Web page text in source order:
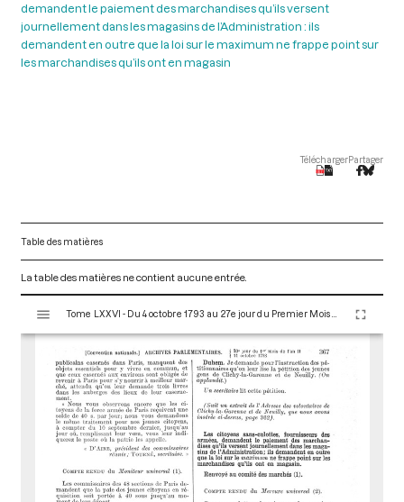
demandent le paiement des marchandises qu’ils versent
journellement dans les magasins de l’Administration : ils
demandent en outre que la loi sur le maximum ne frappe point sur
les marchandises qu’ils ont en magasin
TéléchargerPartager
Table des matières
La table des matières ne contient aucune entrée.
s